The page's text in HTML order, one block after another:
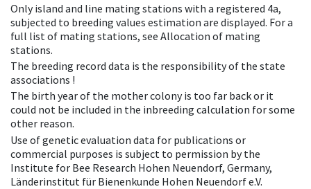
Only island and line mating stations with a registered 4a,
subjected to breeding values estimation are displayed. For a
full list of mating stations, see Allocation of mating
stations.
The breeding record data is the responsibility of the state
associations !
The birth year of the mother colony is too far back or it
could not be included in the inbreeding calculation for some
other reason.
Use of genetic evaluation data for publications or
commercial purposes is subject to permission by the
Institute for Bee Research Hohen Neuendorf, Germany,
Länderinstitut für Bienenkunde Hohen Neuendorf e.V.